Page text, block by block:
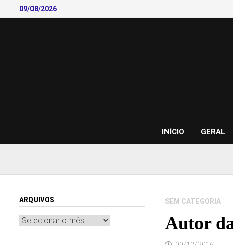
to
09/08/2026
INÍCIO GERAL
SEM CATEGORIA
Autor
ARQUIVOS
Arquivos